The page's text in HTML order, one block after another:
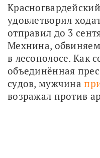
удовлетворил
отправил до 3
Мехнина,
в лесополосе. Как
объединённая
судов, мужчина
возражал против